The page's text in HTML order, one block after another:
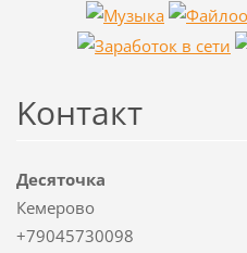
Koнтакт
Десяточка
Кемерово
+79045730098